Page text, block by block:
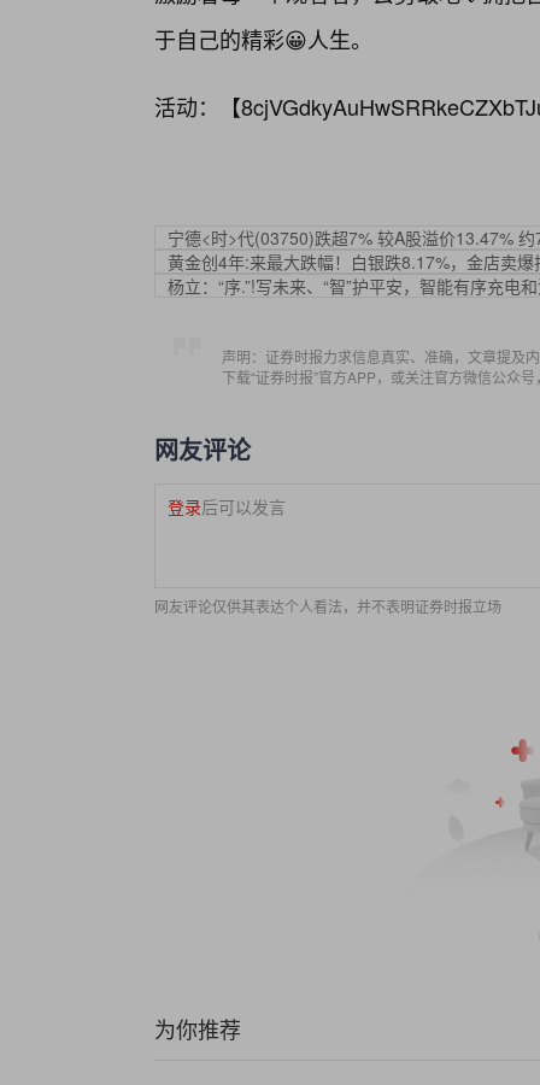
于自己的精彩😀人生。
活动：【
宁德<时>代(03750)跌超7% 较A股溢价13.47%
黄金创4年:来最大跌幅！白银跌8.17%，金店卖爆
杨立：“序.”!写未来、“智”护平安，智能有序充电
声明：证券时报力求信息真实、准确，文章提及
下载“证券时报”官方APP，或关注官方微信公众
网友评论
登录后可以发言
网友评论仅供其表达个人看法，并不表明证券时报立场
为你推荐